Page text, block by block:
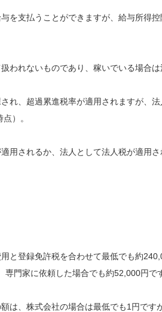
を支払うことができますが、給与所得
われないものであり、稼いでいる場合
れ、超過累進税率が適用されますが、
）。
用されるか、法人として法人税が適用
と登録免許税を合わせて最低でも約
門家に依頼した場合でも約52,000円で
は、株式会社の場合は最低でも1円です